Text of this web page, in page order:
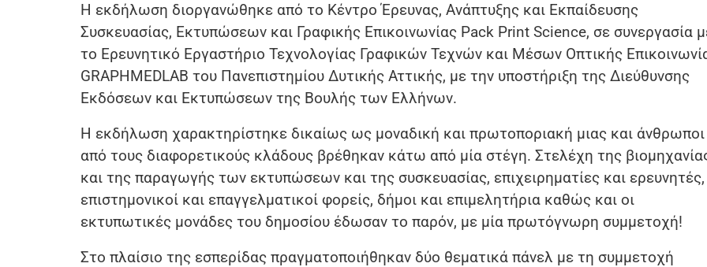
Η εκδήλωση διοργανώθηκε από το Κέντρο Έρευνας, Ανάπτυξης και Εκπαίδευσης
Συσκευασίας, Εκτυπώσεων και Γραφικής Επικοινωνίας Pack Print Science, σε συνεργασία
το Ερευνητικό Εργαστήριο Τεχνολογίας Γραφικών Τεχνών και Μέσων Οπτικής
GRAPHMEDLAB του Πανεπιστημίου Δυτικής Αττικής, με την υποστήριξη της Διεύθυνσης
Εκδόσεων και Εκτυπώσεων της Βουλής των Ελλήνων.
Η εκδήλωση χαρακτηρίστηκε δικαίως ως μοναδική και πρωτοποριακή μιας και άνθρωποι
από τους διαφορετικούς κλάδους βρέθηκαν κάτω από μία στέγη. Στελέχη της
και της παραγωγής των εκτυπώσεων και της συσκευασίας, επιχειρηματίες και ερευνητές,
επιστημονικοί και επαγγελματικοί φορείς, δήμοι και επιμελητήρια καθώς και οι
εκτυπωτικές μονάδες του δημοσίου έδωσαν το παρόν, με μία πρωτόγνωρη συμμετοχή!
Στο πλαίσιο της εσπερίδας πραγματοποιήθηκαν δύο θεματικά πάνελ με τη συμμετοχή